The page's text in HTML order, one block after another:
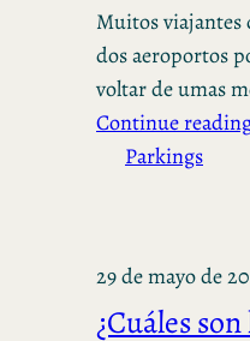
Muitos viajantes
dos aeroportos
voltar de umas
Continue
Parkings
29 de mayo de
¿Cuáles